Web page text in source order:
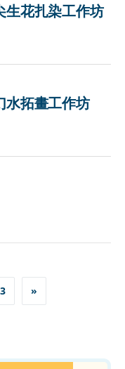
生花扎染工作坊
水拓畫工作坊
»